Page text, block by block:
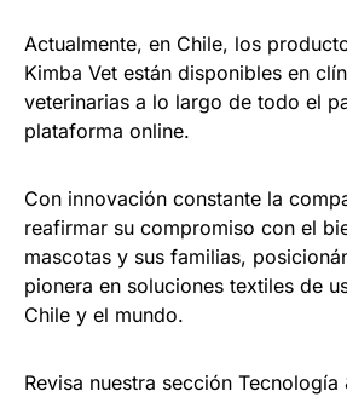
Actualmente, en Chile, los
Kimba Vet están disponibles en
veterinarias a lo largo de todo el
plataforma online.
Con innovación constante la
reafirmar su compromiso con el
mascotas y sus familias,
pionera en soluciones textiles de
Chile y el mundo.
Revisa nuestra sección Tecnología